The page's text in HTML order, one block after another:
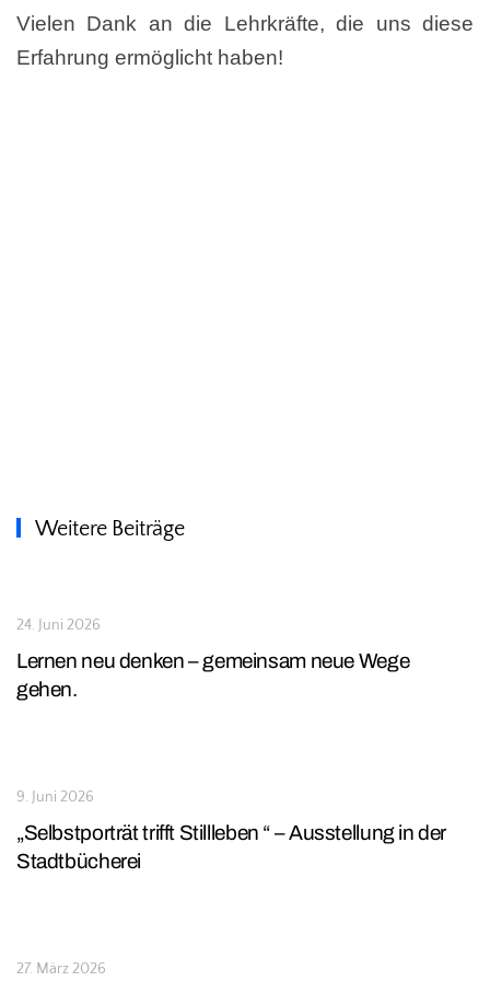
Vielen Dank an die Lehrkräfte, die uns diese
Erfahrung ermöglicht haben!
Weitere Beiträge
24. Juni 2026
Lernen neu denken – gemeinsam neue Wege
gehen.
9. Juni 2026
„Selbstporträt trifft Stillleben “ – Ausstellung in der
Stadtbücherei
27. März 2026